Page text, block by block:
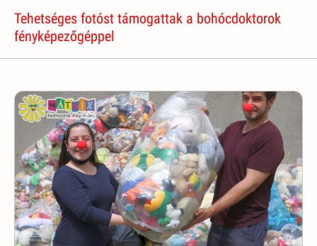
Tehetséges fotóst támogattak a bohócdoktorok
fényképezőgéppel